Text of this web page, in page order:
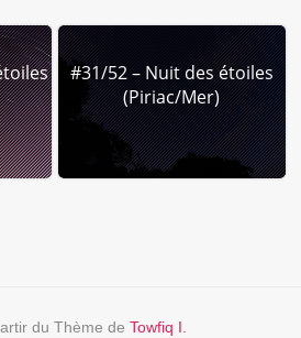
#31/52 – Nuit des étoiles
(Piriac/Mer)
du Thème deTowfiq I.